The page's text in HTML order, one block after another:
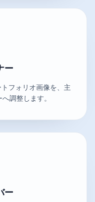
ー
フォリオ画像を、主
調整します。
ー